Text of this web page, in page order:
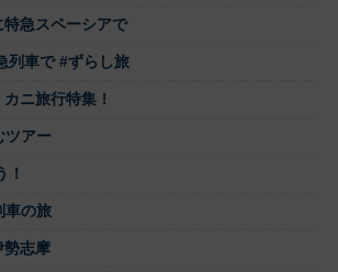
特急スペーシアで
列車で #ずらし旅
ニ旅行特集！
ツアー
！
車の旅
勢志摩